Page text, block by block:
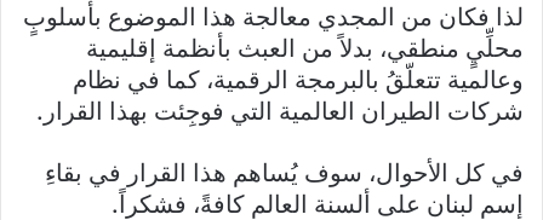
لذا فكان من المجدي معالجة هذا الموضوع بأسلوبٍ
محلِّيٍ منطقي، بدلاً من العبث بأنظمة إقليمية
وعالمية تتعلّقُ بالبرمجة الرقمية، كما في نظام
شركات الطيران العالمية التي فوجِئت بهذا القرار.
في كل الأحوال، سوف يُساهم هذا القرار في بقاءِ
إسم لبنان على ألسنة العالم كافةً، فشكراً.